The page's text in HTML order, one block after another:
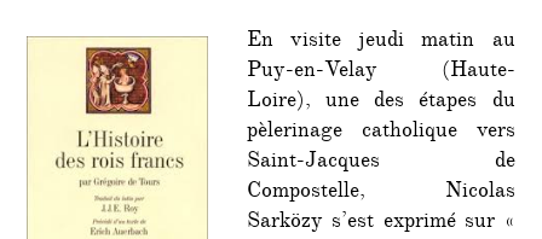
tapis
et
se
réfère
à
des
En visite jeudi matin au
Puy-en-Velay (Haute-
Loire), une des étapes du
pèlerinage catholique vers
Saint-Jacques de
Compostelle, Nicolas
Sarközy s’est exprimé sur «